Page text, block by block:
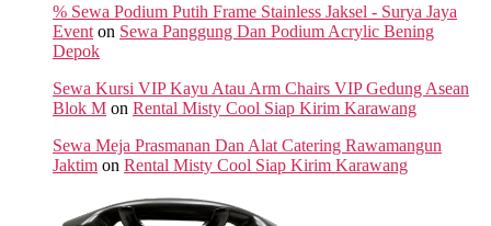
% Sewa Podium Putih Frame Stainless Jaksel - Surya Jaya
Event on Sewa Panggung Dan Podium Acrylic Bening
Depok
Sewa Kursi VIP Kayu Atau Arm Chairs VIP Gedung Asean
Blok M on Rental Misty Cool Siap Kirim Karawang
Sewa Meja Prasmanan Dan Alat Catering Rawamangun
Jaktim on Rental Misty Cool Siap Kirim Karawang